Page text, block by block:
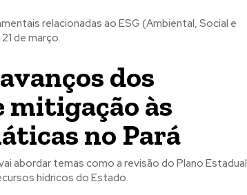
relacionadas ao ESG (Ambiental, Social e
de março.
dos
mitigação às
no Pará
abordar temas como a revisão do Plano Estadual
hídricos do Estado.